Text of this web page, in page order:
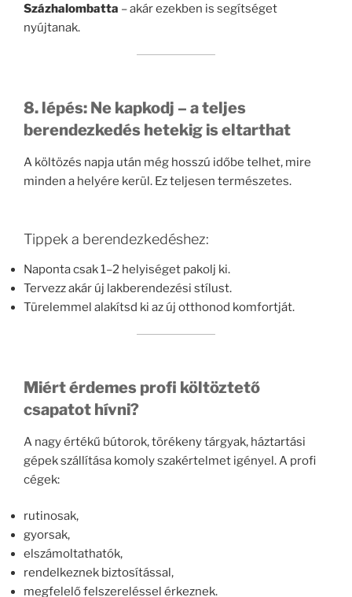
Százhalombatta – akár ezekben is segítséget
nyújtanak.
8. lépés: Ne kapkodj – a teljes
berendezkedés hetekig is eltarthat
A költözés napja után még hosszú időbe telhet, mire
minden a helyére kerül. Ez teljesen természetes.
Tippek a berendezkedéshez:
Naponta csak 1–2 helyiséget pakolj ki.
Tervezz akár új lakberendezési stílust.
Türelemmel alakítsd ki az új otthonod komfortját.
Miért érdemes profi költöztető
csapatot hívni?
A nagy értékű bútorok, törékeny tárgyak, háztartási
gépek szállítása komoly szakértelmet igényel. A profi
cégek:
rutinosak,
gyorsak,
elszámoltathatók,
rendelkeznek biztosítással,
megfelelő felszereléssel érkeznek.